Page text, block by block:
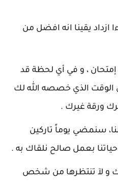
ازداد يقينا انه افضل من
إمتحان ، و في أي لحظة قد
الذي خصصه الله لك
ورقة غيرك .
سنمضي يوماً تاركين
بعمل صالح نلقاك به .
و لآ تنتظرها من شخص